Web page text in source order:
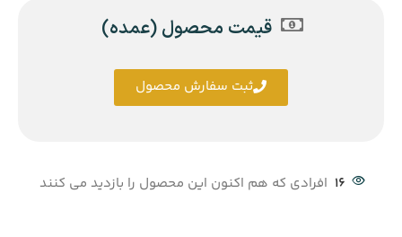
16 افرادی که هم اکنون این محصول را بازدید می کنند
قیمت محصول (عمده)
ثبت سفارش محصول